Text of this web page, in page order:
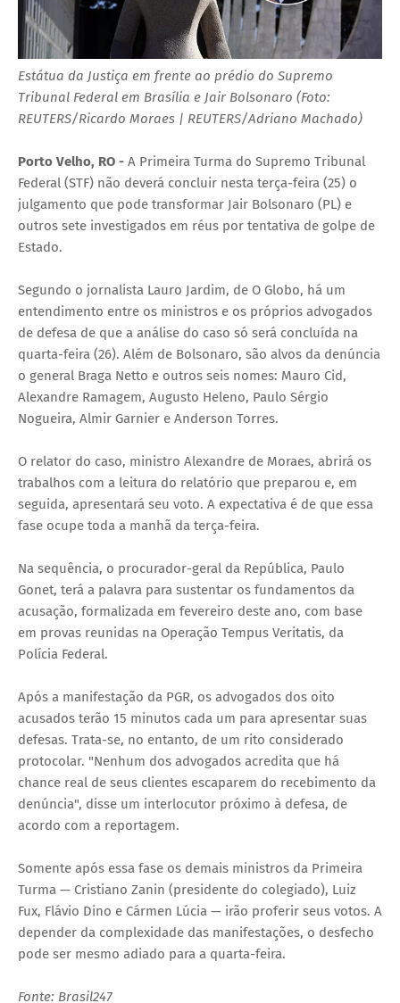
Estátua da Justiça em frente ao prédio do Supremo
Tribunal Federal em Brasília e Jair Bolsonaro (Foto:
REUTERS/Ricardo Moraes | REUTERS/Adriano Machado)
Porto Velho, RO - A Primeira Turma do Supremo Tribunal
Federal (STF) não deverá concluir nesta terça-feira (25) o
julgamento que pode transformar Jair Bolsonaro (PL) e
outros sete investigados em réus por tentativa de golpe de
Estado.
Segundo o jornalista Lauro Jardim, de O Globo, há um
entendimento entre os ministros e os próprios advogados
de defesa de que a análise do caso só será concluída na
quarta-feira (26). Além de Bolsonaro, são alvos da denúncia
o general Braga Netto e outros seis nomes: Mauro Cid,
Alexandre Ramagem, Augusto Heleno, Paulo Sérgio
Nogueira, Almir Garnier e Anderson Torres.
O relator do caso, ministro Alexandre de Moraes, abrirá os
trabalhos com a leitura do relatório que preparou e, em
seguida, apresentará seu voto. A expectativa é de que essa
fase ocupe toda a manhã da terça-feira.
Na sequência, o procurador-geral da República, Paulo
Gonet, terá a palavra para sustentar os fundamentos da
acusação, formalizada em fevereiro deste ano, com base
em provas reunidas na Operação Tempus Veritatis, da
Polícia Federal.
Após a manifestação da PGR, os advogados dos oito
acusados terão 15 minutos cada um para apresentar suas
defesas. Trata-se, no entanto, de um rito considerado
protocolar. "Nenhum dos advogados acredita que há
chance real de seus clientes escaparem do recebimento da
denúncia", disse um interlocutor próximo à defesa, de
acordo com a reportagem.
Somente após essa fase os demais ministros da Primeira
Turma — Cristiano Zanin (presidente do colegiado), Luiz
Fux, Flávio Dino e Cármen Lúcia — irão proferir seus votos. A
depender da complexidade das manifestações, o desfecho
pode ser mesmo adiado para a quarta-feira.
Fonte: Brasil247